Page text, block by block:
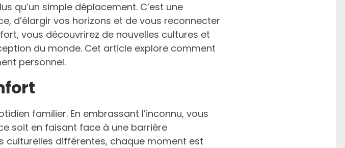
qu’un simple déplacement. C’est une
d’élargir vos horizons et de vous reconnecter
vous découvrirez de nouvelles cultures et
du monde. Cet article explore comment
personnel.
familier. En embrassant l’inconnu, vous
soit en faisant face à une barrière
culturelles différentes, chaque moment est